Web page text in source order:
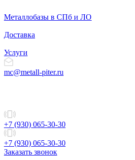
Металлобазы в СПб и ЛО
Доставка
Услуги
mc@metall-piter.ru
+7 (930) 065-30-30
+7 (930) 065-30-30
Заказать звонок